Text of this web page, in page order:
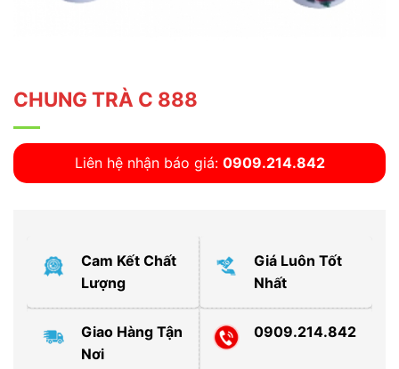
CHUNG TRÀ C 888
Liên hệ nhận báo giá: 0909.214.842
Cam Kết Chất
Lượng
Giá Luôn Tốt
Nhất
Giao Hàng Tận
Nơi
0909.214.842